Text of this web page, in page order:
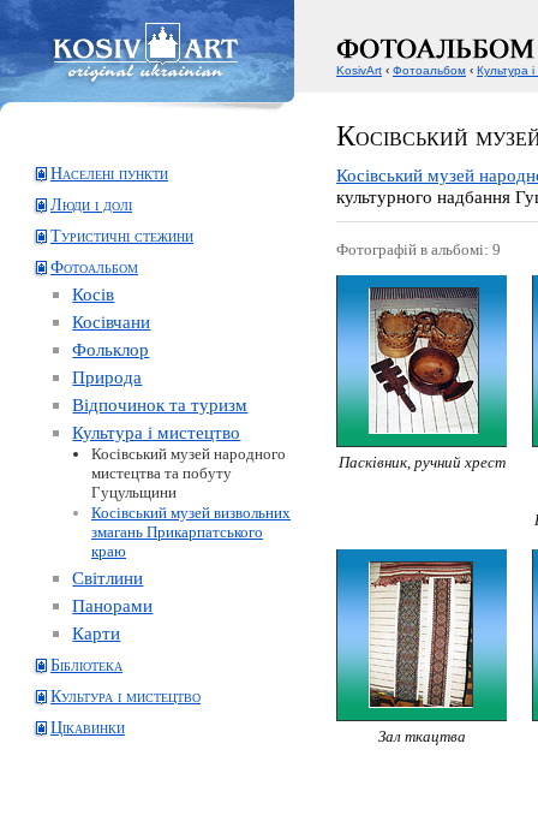
Косівський
Населені пункти
Люди і долі
Туристичні стежини
Фотоальбом
Косів
Косівчани
Фольклор
Природа
Відпочинок та туризм
Культура і мистецтво
Косівський музей народного
мистецтва та побуту
Гуцульщини
Косівський музей визвольних
змагань Прикарпатського
краю
Світлини
Панорами
Карти
Бібліотека
Культура і мистецтво
Цікавинки
Косівський музей
культурного надбання
Фотографій в альбомі: 9
Пасківник, ручний хрест
Зал ткацтва
KosivArt ‹ Фотоальбом ‹ Культура